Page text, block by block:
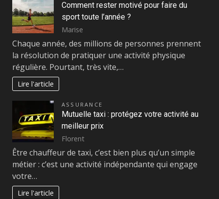
Comment rester motivé pour faire du
sport toute l’année ?
Marise
Chaque année, des millions de personnes prennent
la résolution de pratiquer une activité physique
régulière. Pourtant, très vite,…
Lire l'article
ASSURANCE
Mutuelle taxi : protégez votre activité au
meilleur prix
Florent
Être chauffeur de taxi, c’est bien plus qu’un simple
métier : c’est une activité indépendante qui engage
votre…
Lire l'article